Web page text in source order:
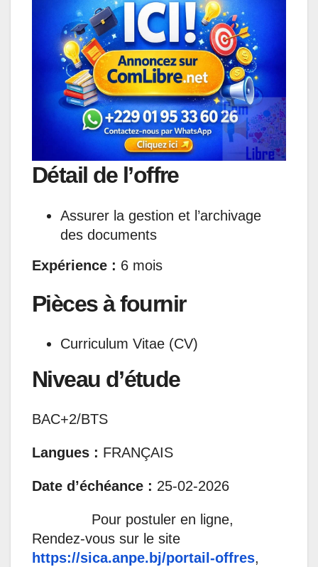
p
b
o
o
k
e
d
I
n
e
n
g
e
r
g
r
a
m
l
Détail de l’offre
Assurer la gestion et l’archivage
des documents
Expérience : 6 mois
Pièces à fournir
Curriculum Vitae (CV)
Niveau d’étude
BAC+2/BTS
Langues : FRANÇAIS
Date d’échéance : 25-02-2026
Pour postuler en ligne,
Rendez-vous sur le site
https://sica.anpe.bj/portail-offres,